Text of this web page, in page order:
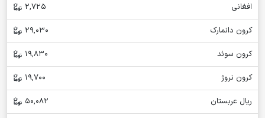
افغانی
2,725
کرون دانمارک
29,030
کرون سوئد
19,830
کرون نروژ
19,700
ریال عربستان
50,082